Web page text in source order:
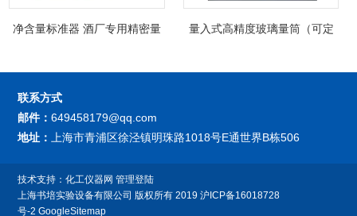
净含量标准器 酒厂专用精密量
量入式高精度玻璃量筒（可定
联系方式
邮件：649458179@qq.com
地址：
上海市青浦区徐泾镇明珠路1018号E通世界B栋506
技术支持：化工仪器网 管理登陆
上海书培实验设备有限公司 版权所有 2019沪ICP备16018728
号-2 GoogleSitemap